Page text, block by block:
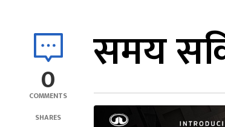
0
COMMENTS
SHARES
समय